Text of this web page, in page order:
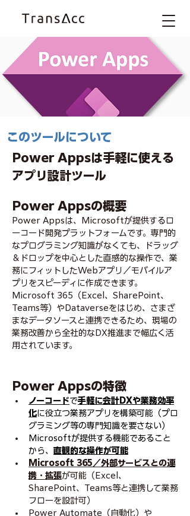
​このツールについて
Power Appsは手軽に使える
アプリ設計ツール
Power Appsの概要
Power Appsは、Microsoftが提供するロ
ーコード開発プラットフォームです。専門的
なプログラミング知識がなくても、ドラッグ
＆ドロップを中心とした直感的な操作で、業
務にフィットしたWebアプリ／モバイルア
プリをスピーディに作成できます。
Microsoft 365（Excel、SharePoint、
Teams等）やDataverseをはじめ、さまざ
まなデータソースと連携できるため、現場の
業務改善から全社的なDX推進まで幅広く活
用されています。
Power Appsの特徴
ノーコードで手軽に会計DXや業務効率
化に役立つ業務アプリを構築可能（プロ
グラミング等の専門知識を要さない）
Microsoftが提供する機能であること
から、 直観的な操作が可能
Microsoft 365／外部サービスとの連
携・拡張が可能（Excel、
SharePoint、Teams等と連携して業務
フローを設計可）
Power Automate（自動化）や